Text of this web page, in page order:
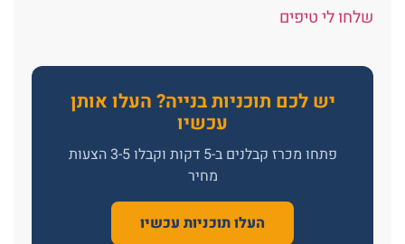
שלחו לי טיפים
יש לכם תוכניות בנייה? העלו אותן
עכשיו
פתחו מכרז קבלנים ב-5 דקות וקבלו 3-5 הצעות
מחיר
העלו תוכניות עכשיו